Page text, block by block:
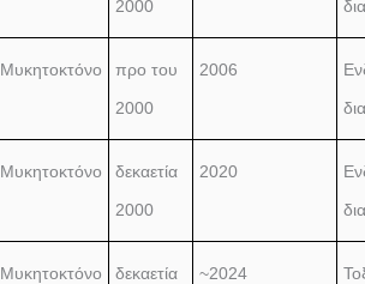
2000
Μυκητοκτόνο
προ του
2000
2006
Μυκητοκτόνο
δεκαετία
2000
2020
Μυκητοκτόνο
δεκαετία
~2024